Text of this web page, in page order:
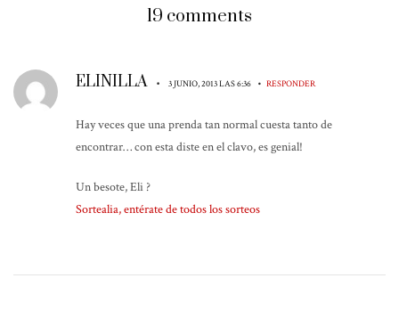
19 comments
ELINILLA • 3 JUNIO, 2013 LAS 6:36 • RESPONDER
Hay veces que una prenda tan normal cuesta tanto de
encontrar… con esta diste en el clavo, es genial!
Un besote, Eli ?
Sortealia, entérate de todos los sorteos